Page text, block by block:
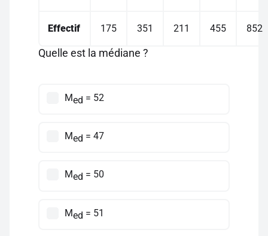
Effectif 175 351 211 455 852
Quelle est la médiane ?
Med = 52
Med = 47
Med = 50
Med = 51